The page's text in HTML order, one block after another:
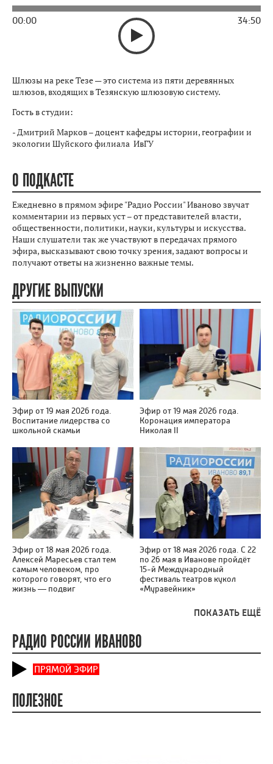
00:00 34:50
Шлюзы на реке Тезе — это система из пяти деревянных
шлюзов, входящих в Тезянскую шлюзовую систему.
Гость в студии:
- Дмитрий Марков – доцент кафедры истории, географии и
экологии Шуйского филиала ИвГУ
О ПОДКАСТЕ
Ежедневно в прямом эфире "Радио России" Иваново звучат
комментарии из первых уст – от представителей власти,
общественности, политики, науки, культуры и искусства.
Наши слушатели так же участвуют в передачах прямого
эфира, высказывают свою точку зрения, задают вопросы и
получают ответы на жизненно важные темы.
ДРУГИЕ ВЫПУСКИ
Эфир от 19 мая 2026 года.
Воспитание лидерства со
школьной скамьи
Эфир от 19 мая 2026 года.
Коронация императора
Николая II
Эфир от 18 мая 2026 года.
Алексей Маресьев стал тем
самым человеком, про
которого говорят, что его
жизнь — подвиг
Эфир от 18 мая 2026 года. С 22
по 26 мая в Иванове пройдёт
15-й Международный
фестиваль театров кукол
«Муравейник»
ПОКАЗАТЬ ЕЩЁ
РАДИО РОССИИ ИВАНОВО
ПРЯМОЙ ЭФИР
ПОЛЕЗНОЕ